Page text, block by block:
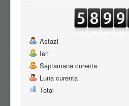
Astazi
Ieri
Saptamana curenta
Luna curenta
Total